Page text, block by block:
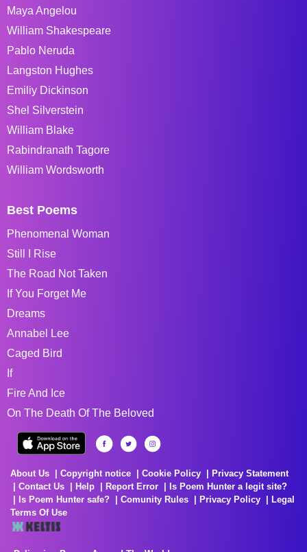
Maya Angelou
William Shakespeare
Pablo Neruda
Langston Hughes
Emiliy Dickinson
Shel Silverstein
William Blake
Rabindranath Tagore
William Wordsworth
Best Poems
Phenomenal Woman
Still I Rise
The Road Not Taken
If You Forget Me
Dreams
Annabel Lee
Caged Bird
If
Fire And Ice
On The Death Of The Beloved
About Us Copyright notice Cookie Policy
Privacy Statement
Contact Us
Help Report Error
Is Poem Hunter a legit site?
Is Poem Hunter safe?
Comunity Rules Privacy Policy
Legal
Terms Of Use